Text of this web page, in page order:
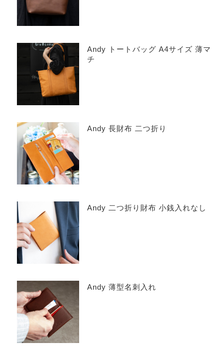
Andy トートバッグ A4サイズ 薄マ
チ
Andy 長財布 二つ折り
Andy 二つ折り財布 小銭入れなし
Andy 薄型名刺入れ